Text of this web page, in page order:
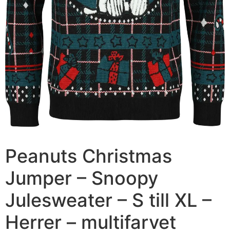
Peanuts Christmas
Jumper – Snoopy
Julesweater – S till XL –
Herrer – multifarvet